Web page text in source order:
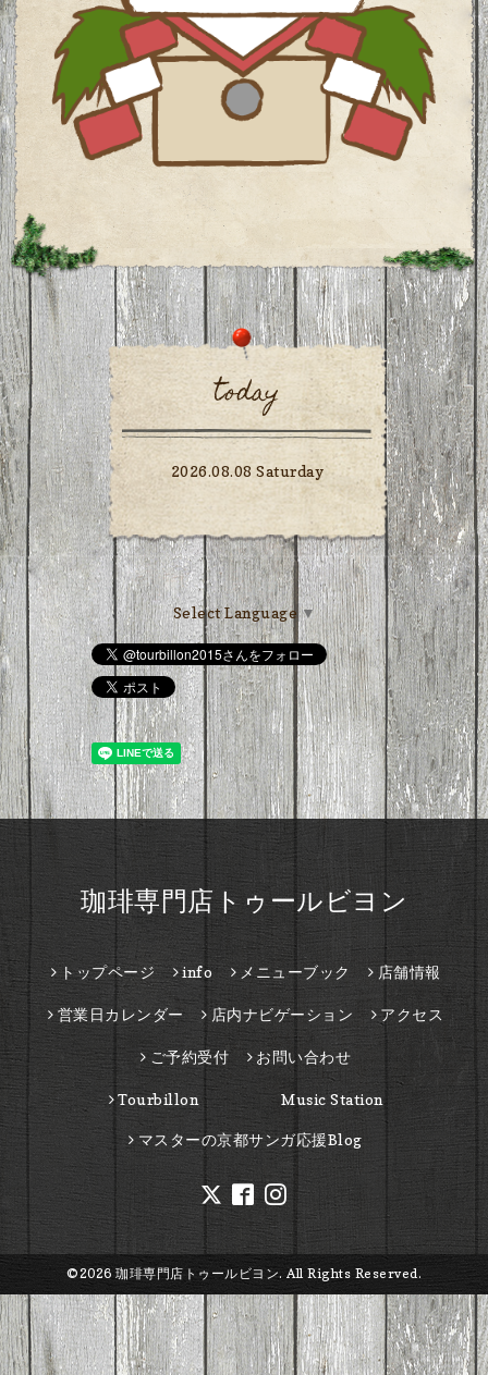
today
2026.08.08 Saturday
Select Language ▼
珈琲専門店トゥールビヨン
トップページ info メニューブック 店舗情報
営業日カレンダー 店内ナビゲーション アクセス
ご予約受付 お問い合わせ
Tourbillon Music Station
マスターの京都サンガ応援Blog
©2026 珈琲専門店トゥールビヨン. All Rights Reserved.